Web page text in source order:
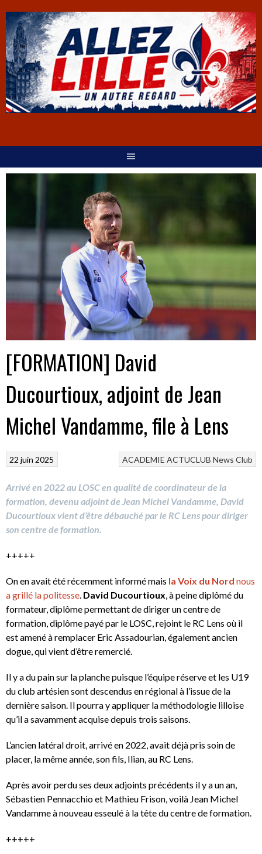
[FORMATION] David
Ducourtioux, adjoint de Jean
Michel Vandamme, file à Lens
ACADEMIE ACTUCLUB News Club
22 juin 2025
Arrivé en 2022 au LOSC en qualité de coordinateur de la
formation, devenu adjoint de Jean Michel Vandamme, David
Ducourtioux vient d’être débauché par le RC Lens pour diriger
son centre de formation.
+++++
On en avait été récemment informé mais la Voix du Nord nous
a grillé la politesse. David Ducourtioux, à peine diplômé du
formateur, diplôme permettant de diriger un centre de
formation, diplôme payé par le LOSC, rejoint le RC Lens où il
est amené à remplacer Eric Assadourian, également ancien
dogue, qui vient d’être remercié.
Il y a du pain sur la planche puisque l’équipe réserve et les U19
du club artésien sont descendus en régional à l’issue de la
dernière saison. Il pourra y appliquer la méthodologie lilloise
qu’il a savamment acquise depuis trois saisons.
L’ancien latéral droit, arrivé en 2022, avait déjà pris soin de
placer, la même année, son fils, Ilian, au RC Lens.
Après avoir perdu ses deux adjoints précédents il y a un an,
Sébastien Pennacchio et Mathieu Frison, voilà Jean Michel
Vandamme à nouveau esseulé à la tête du centre de formation.
+++++